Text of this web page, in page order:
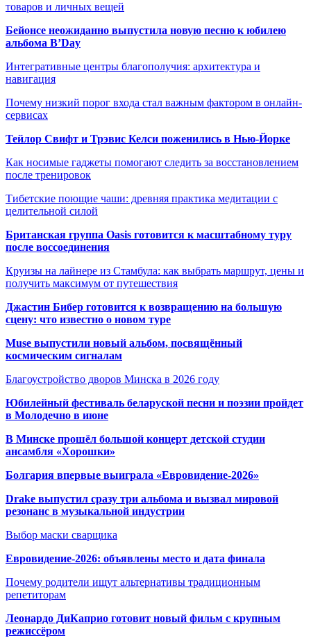
товаров и личных вещей
Бейонсе неожиданно выпустила новую песню к юбилею
альбома B’Day
Интегративные центры благополучия: архитектура и
навигация
Почему низкий порог входа стал важным фактором в онлайн-
сервисах
Тейлор Свифт и Трэвис Келси поженились в Нью-Йорке
Как носимые гаджеты помогают следить за восстановлением
после тренировок
Тибетские поющие чаши: древняя практика медитации с
целительной силой
Британская группа Oasis готовится к масштабному туру
после воссоединения
Круизы на лайнере из Стамбула: как выбрать маршрут, цены и
получить максимум от путешествия
Джастин Бибер готовится к возвращению на большую
сцену: что известно о новом туре
Muse выпустили новый альбом, посвящённый
космическим сигналам
Благоустройство дворов Минска в 2026 году
Юбилейный фестиваль беларуской песни и поэзии пройдет
в Молодечно в июне
В Минске прошёл большой концерт детской студии
ансамбля «Хорошки»
Болгария впервые выиграла «Евровидение-2026»
Drake выпустил сразу три альбома и вызвал мировой
резонанс в музыкальной индустрии
Выбор маски сварщика
Евровидение-2026: объявлены место и дата финала
Почему родители ищут альтернативы традиционным
репетиторам
Леонардо ДиКаприо готовит новый фильм с крупным
режиссёром